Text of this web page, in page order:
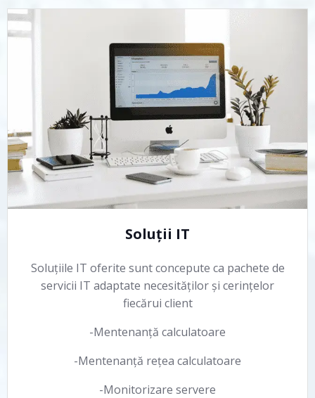
Soluții IT
Soluțiile IT oferite sunt concepute ca pachete de
servicii IT adaptate necesităților și cerințelor
fiecărui client
-Mentenanță calculatoare
-Mentenanță rețea calculatoare
-Monitorizare servere